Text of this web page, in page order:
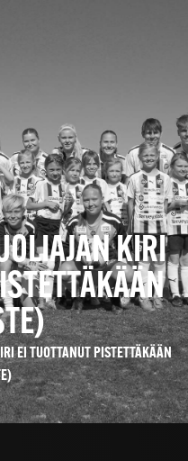
KIRI
EI TUOTTANUT PISTETTÄKÄÄN